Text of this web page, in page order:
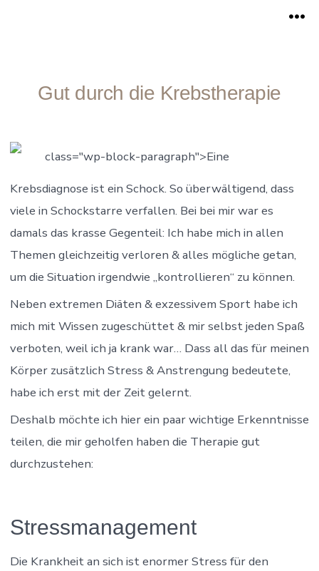
Gut durch die Krebstherapie
class="wp-block-paragraph">Eine
Krebsdiagnose ist ein Schock. So überwältigend, dass
viele in Schockstarre verfallen. Bei bei mir war es
damals das krasse Gegenteil: Ich habe mich in allen
Themen gleichzeitig verloren & alles mögliche getan,
um die Situation irgendwie „kontrollieren“ zu können.
Neben extremen Diäten & exzessivem Sport habe ich
mich mit Wissen zugeschüttet & mir selbst jeden Spaß
verboten, weil ich ja krank war… Dass all das für meinen
Körper zusätzlich Stress & Anstrengung bedeutete,
habe ich erst mit der Zeit gelernt.
Deshalb möchte ich hier ein paar wichtige Erkenntnisse
teilen, die mir geholfen haben die Therapie gut
durchzustehen:
Stressmanagement
Die Krankheit an sich ist enormer Stress für den